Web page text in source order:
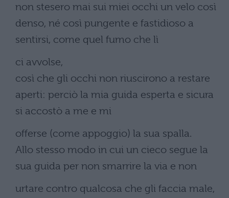
non stesero mai sui miei occhi un velo così
denso, né così pungente e fastidioso a
sentirsi, come quel fumo che lì
ci avvolse,
così che gli occhi non riuscirono a restare
aperti: perciò la mia guida esperta e sicura
si accostò a me e mi
offerse (come appoggio) la sua spalla.
Allo stesso modo in cui un cieco segue la
sua guida per non smarrire la via e non
urtare contro qualcosa che gli faccia male,